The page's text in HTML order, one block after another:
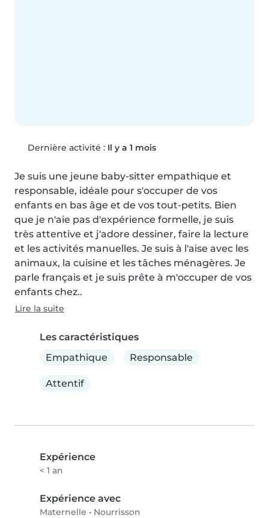
Dernière activité : Il y a 1 mois
Je suis une jeune baby-sitter empathique et
responsable, idéale pour s'occuper de vos
enfants en bas âge et de vos tout-petits. Bien
que je n'aie pas d'expérience formelle, je suis
très attentive et j'adore dessiner, faire la lecture
et les activités manuelles. Je suis à l'aise avec les
animaux, la cuisine et les tâches ménagères. Je
parle français et je suis prête à m'occuper de vos
enfants chez..
Lire la suite
Les caractéristiques
Empathique
Responsable
Attentif
Expérience
< 1 an
Expérience avec
Maternelle • Nourrisson